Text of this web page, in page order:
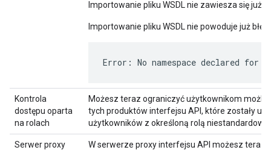
Importowanie pliku WSDL nie zawiesza się już
Importowanie pliku WSDL nie powoduje już
Error: No namespace declared for
Kontrola
dostępu oparta
na rolach
Możesz teraz ograniczyć użytkownikom
tych produktów interfejsu API, które zostały
użytkowników z określoną rolą niestandardową.
Serwer proxy
W serwerze proxy interfejsu API możesz teraz